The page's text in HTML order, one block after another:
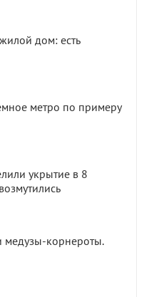
дом: есть
метро по примеру
укрытие в 8
корнероты.